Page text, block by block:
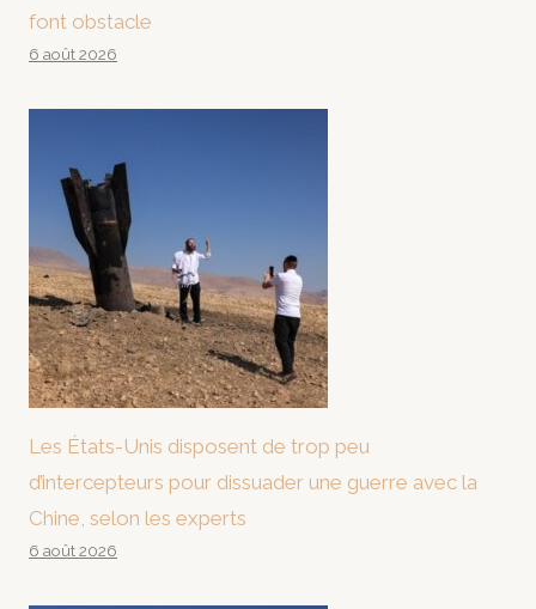
font obstacle
6 août 2026
Les États-Unis disposent de trop peu
d’intercepteurs pour dissuader une guerre avec la
Chine, selon les experts
6 août 2026